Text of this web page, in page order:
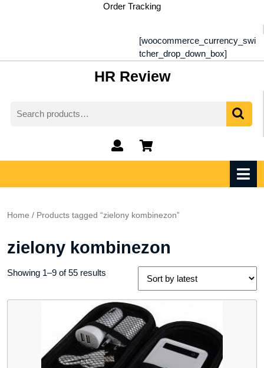
Order Tracking
[woocommerce_currency_swi
tcher_drop_down_box]
HR Review
for:
My
Account
shopping
cart
Home / Products tagged “zielony kombinezon”
zielony kombinezon
Showing 1–9 of 55 results